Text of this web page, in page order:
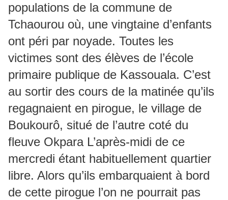
populations de la commune de
Tchaourou où, une vingtaine d’enfants
ont péri par noyade. Toutes les
victimes sont des élèves de l’école
primaire publique de Kassouala. C’est
au sortir des cours de la matinée qu’ils
regagnaient en pirogue, le village de
Boukourô, situé de l’autre coté du
fleuve Okpara L’après-midi de ce
mercredi étant habituellement quartier
libre. Alors qu’ils embarquaient à bord
de cette pirogue l’on ne pourrait pas